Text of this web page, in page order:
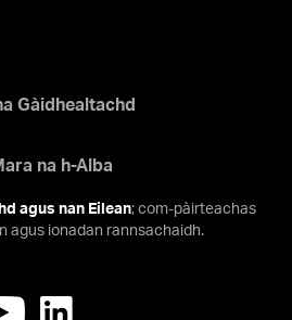
Gàidhealtachd
na h-Alba
agus nan Eilean; com-pàirteachas
agus ionadan rannsachaidh.